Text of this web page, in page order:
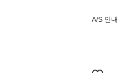
A/S 안내